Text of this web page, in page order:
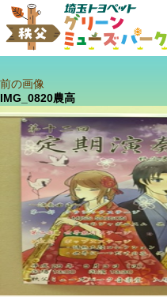
前の画像
IMG_0820農高